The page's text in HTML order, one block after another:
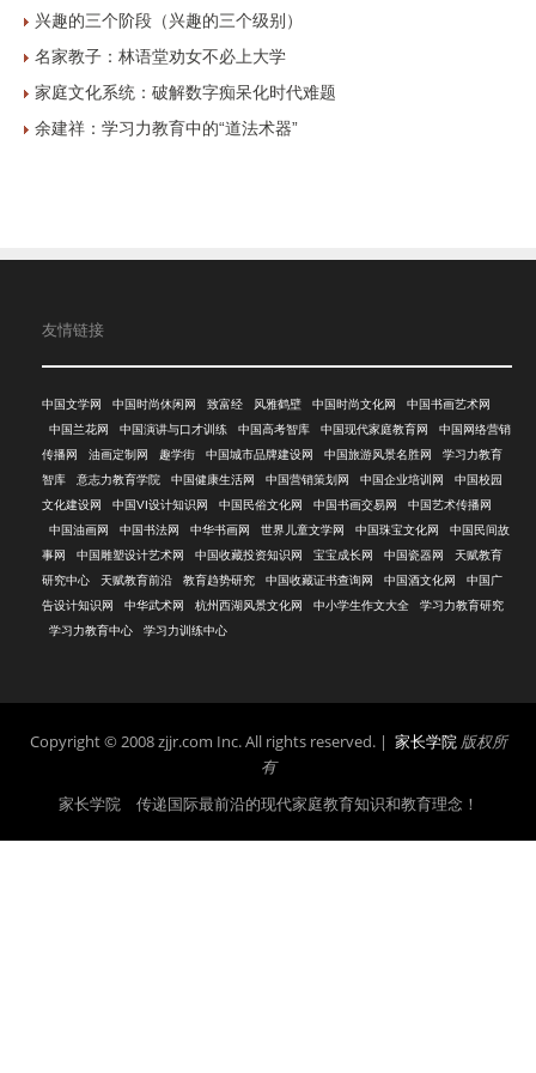
兴趣的三个阶段（兴趣的三个级别）
名家教子：林语堂劝女不必上大学
家庭文化系统：破解数字痴呆化时代难题
余建祥：学习力教育中的“道法术器”
友情链接
中国文学网 中国时尚休闲网 致富经 风雅鹤壁 中国时尚文化网
中国书画艺术网
中国兰花网
中国演讲与口才训练 中国高考智库 中国现代家庭教育网
中国网络营销
传播网
油画定制网 趣学街 中国城市品牌建设网 中国旅游风景名胜网
学习力教育
智库
意志力教育学院 中国健康生活网 中国营销策划网 中国企业培训网
中国校园
文化建设网
中国VI设计知识网 中国民俗文化网 中国书画交易网
中国艺术传播网
中国油画网
中国书法网 中华书画网 世界儿童文学网 中国珠宝文化网
中国民间故
事网
中国雕塑设计艺术网 中国收藏投资知识网 宝宝成长网 中国瓷器网
天赋教育
研究中心
天赋教育前沿 教育趋势研究 中国收藏证书查询网 中国酒文化网
中国广
告设计知识网
中华武术网 杭州西湖风景文化网 中小学生作文大全
学习力教育研究
学习力教育中心
学习力训练中心
Copyright © 2008 zjjr.com Inc. All rights reserved. | 家长学院 版权所
有
家长学院 传递国际最前沿的现代家庭教育知识和教育理念！